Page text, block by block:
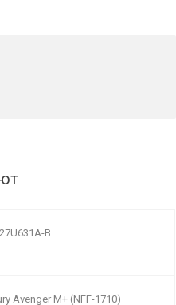
B
Avenger M+ (NFF-1710)